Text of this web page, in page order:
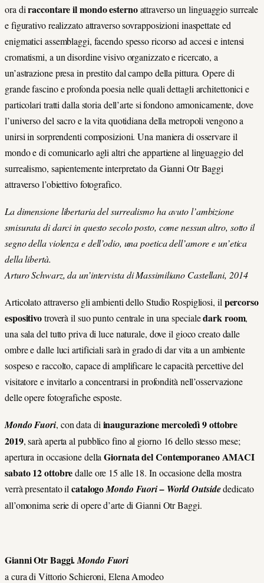
ora diraccontare il mondo esternoattraverso un linguaggio surreale
e figurativo realizzato attraverso sovrapposizioni inaspettate ed
enigmatici assemblaggi, facendo spesso ricorso ad accesi e intensi
cromatismi, a un disordine visivo organizzato e ricercato, a
un’astrazione presa in prestito dal campo della pittura. Opere di
grande fascino e profonda poesia nelle quali dettagli architettonici e
particolari tratti dalla storia dell’arte si fondono armonicamente, dove
l’universo del sacro e la vita quotidiana della metropoli vengono a
unirsi in sorprendenti composizioni. Una maniera di osservare il
mondo e di comunicarlo agli altri che appartiene al linguaggio del
surrealismo, sapientemente interpretato da Gianni Otr Baggi
attraverso l’obiettivo fotografico.
La dimensione libertaria del surrealismo ha avuto l’ambizione
smisurata di darci in questo secolo posto, come nessun altro, sotto il
segno della violenza e dell’odio, una poetica dell’amore e un’etica
della libertà.
Arturo Schwarz, da un’intervista di Massimiliano Castellani, 2014
Articolato attraverso gli ambienti dello Studio Rospigliosi, ilpercorso
espositivotroverà il suo punto centrale in una specialedark room,
una sala del tutto priva di luce naturale, dove il gioco creato dalle
ombre e dalle luci artificiali sarà in grado di dar vita a un ambiente
sospeso e raccolto, capace di amplificare le capacità percettive del
visitatore e invitarlo a concentrarsi in profondità nell’osservazione
delle opere fotografiche esposte.
Mondo Fuori, con data diinaugurazione mercoledì 9 ottobre
2019, sarà aperta al pubblico fino al giorno 16 dello stesso mese;
apertura in occasione dellaGiornata del Contemporaneo AMACI
sabato 12 ottobredalle ore 15 alle 18. In occasione della mostra
verrà presentato ilcatalogoMondo Fuori – World Outsidededicato
all’omonima serie di opere d’arte di Gianni Otr Baggi.
Gianni Otr Baggi.Mondo Fuori
a cura di Vittorio Schieroni, Elena Amodeo